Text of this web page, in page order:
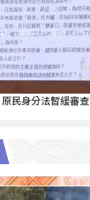
民身分法暫緩審查